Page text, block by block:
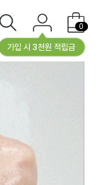
가입 시 3천원 적립금
0